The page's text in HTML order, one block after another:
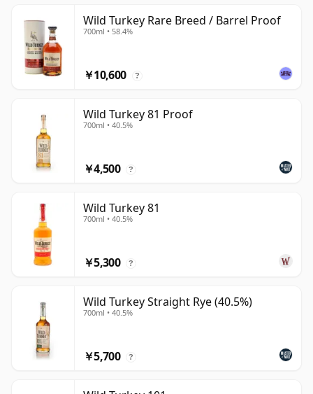
Wild Turkey Rare Breed / Barrel Proof
700ml • 58.4%
￥10,600 ?
Wild Turkey 81 Proof
700ml • 40.5%
￥4,500 ?
Wild Turkey 81
700ml • 40.5%
￥5,300 ?
Wild Turkey Straight Rye (40.5%)
700ml • 40.5%
￥5,700 ?